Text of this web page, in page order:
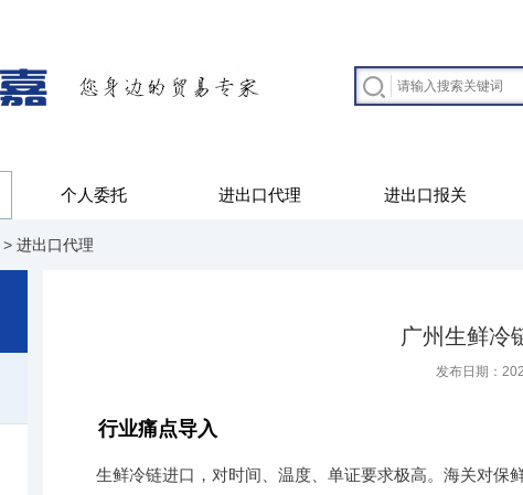
个人委托 进出口代理 进出口报关
> 进出口代理
广州生鲜冷
发布日期：
行业痛点导入
生鲜冷链进口，对时间、温度、单证要求极高。海关对保